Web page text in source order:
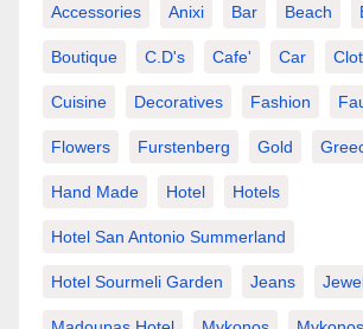
Accessories Anixi Bar Beach
Boutique C.d's Cafe' Car
Cuisine Decoratives Fashion
Flowers Furstenberg Gold
Hand Made Hotel Hotels
Hotel San Antonio Summerland
Hotel Sourmeli Garden Jeans